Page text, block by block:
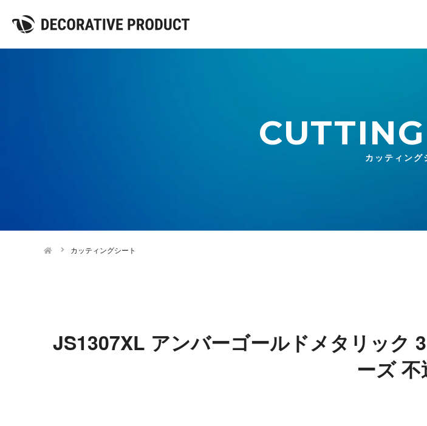
カッティング
カッティングシート
JS1307XL アンバーゴールドメタリッ
ーズ